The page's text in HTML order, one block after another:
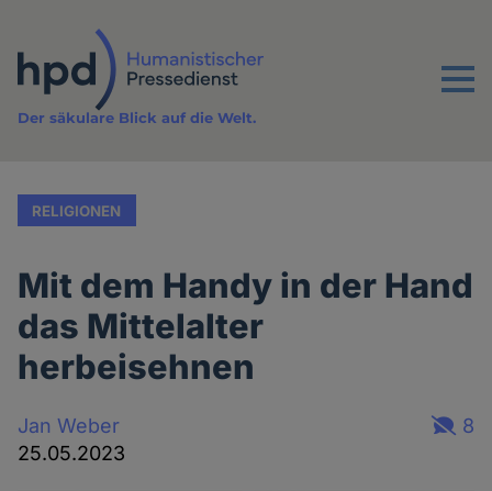
Inhalt
Menu
Der säkulare Blick auf die Welt.
RELIGIONEN
Mit dem Handy in der Hand
das Mittelalter
herbeisehnen
Jan Weber
25.05.2023
8